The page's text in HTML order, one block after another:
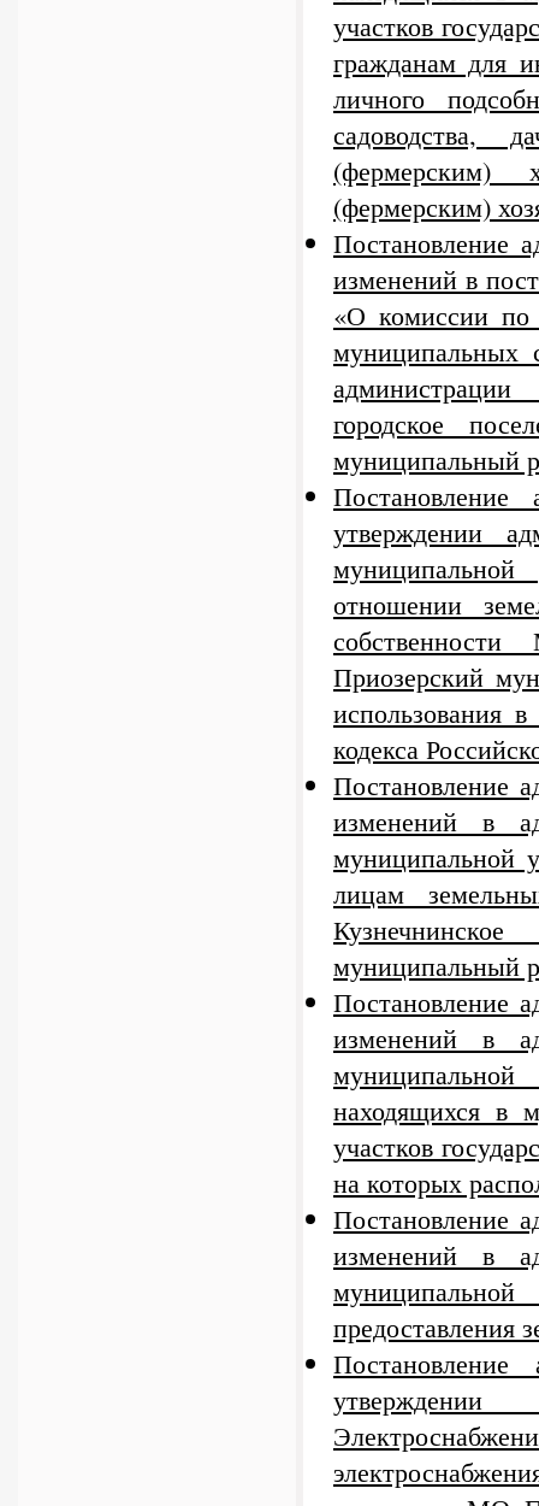
участков
гражданам для
личного
садоводства,
(фермерским)
(фермерским)
Постановление
изменений в
«О комиссии по
муниципальных
городское
муниципальный
утверждении
муниципальной
отношении
Приозерский
использования
кодекса
Постановление
изменений в
муниципальной
лицам
муниципальный
Постановление
изменений в
находящихся в
участков
на которых
Постановление
изменений в
предоставления